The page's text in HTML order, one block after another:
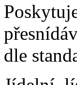
dle